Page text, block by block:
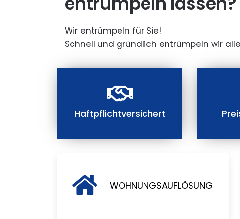
Wir entrümpeln für Sie!
Schnell und gründlich entrümpeln wir
Haftpflichtversichert
WOHNUNGSAUFLÖSUNG